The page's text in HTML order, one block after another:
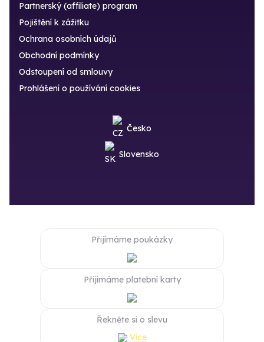
Partnerský (affiliate) program
Pojištění k zážitku
Ochrana osobních údajů
Obchodní podmínky
Odstoupení od smlouvy
Prohlášení o používání cookies
Česko
Slovensko
Přijímáme poukázky
Přijímáme platební karty
Řekněte si o slevu
Více